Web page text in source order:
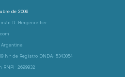
de 2006
R. Hergenrether
N° de Registro DNDA: 5343054
RNPI: 2699932